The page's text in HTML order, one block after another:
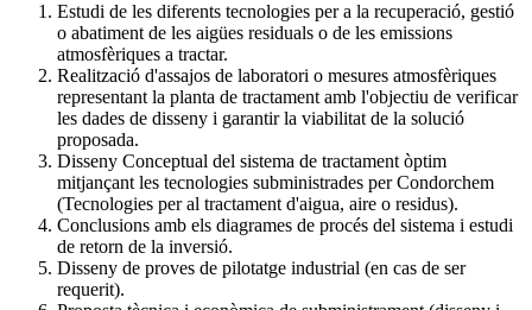
Estudi de les diferents tecnologies per a la recuperació, gestió
o abatiment de les aigües residuals o de les emissions
atmosfèriques a tractar.
Realització d'assajos de laboratori o mesures atmosfèriques
representant la planta de tractament amb l'objectiu de verificar
les dades de disseny i garantir la viabilitat de la solució
proposada.
Disseny Conceptual del sistema de tractament òptim
mitjançant les tecnologies subministrades per Condorchem
(Tecnologies per al tractament d'aigua, aire o residus).
Conclusions amb els diagrames de procés del sistema i estudi
de retorn de la inversió.
Disseny de proves de pilotatge industrial (en cas de ser
requerit).